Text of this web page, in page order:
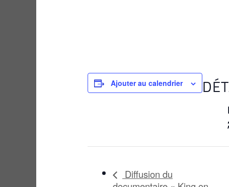
Ajouter au calendrier
Diffusion du